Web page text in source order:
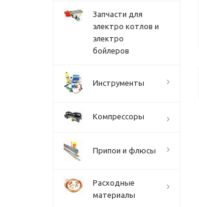
Запчасти для
электро котлов и
электро
бойлеров
Инструменты
Компрессоры
Припои и флюсы
Расходные
материалы